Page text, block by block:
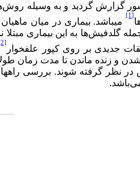
رحمتی هولاسو و همکاران در سال 1395 در کشور
[1]
میباشد. بیماری در میان
گلدفیش‌ها به این بیماری مبتلا
جدیدی بر روی کپور علفخوار
و زنده ماندن تا مدت زمان
در نظر گرفته شوند. بررسی